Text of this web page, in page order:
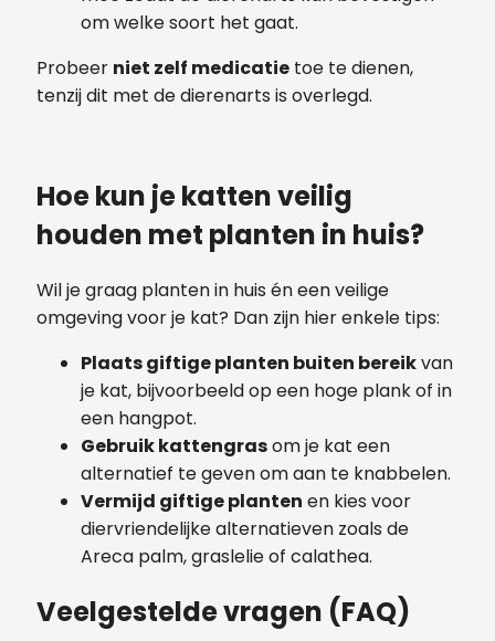
om welke soort het gaat.
Probeer niet zelf medicatie toe te dienen,
tenzij dit met de dierenarts is overlegd.
Hoe kun je katten veilig
houden met planten in huis?
Wil je graag planten in huis én een veilige
omgeving voor je kat? Dan zijn hier enkele tips:
Plaats giftige planten buiten bereikvan
je kat, bijvoorbeeld op een hoge plank of in
een hangpot.
Gebruik kattengrasom je kat een
alternatief te geven om aan te knabbelen.
Vermijd giftige planten en kies voor
diervriendelijke alternatieven zoals de
Areca palm, graslelie of calathea.
Veelgestelde vragen (FAQ)